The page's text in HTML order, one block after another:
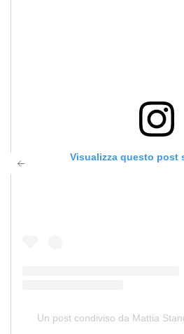
Visualizza questo post
Un post condiviso da Mattia